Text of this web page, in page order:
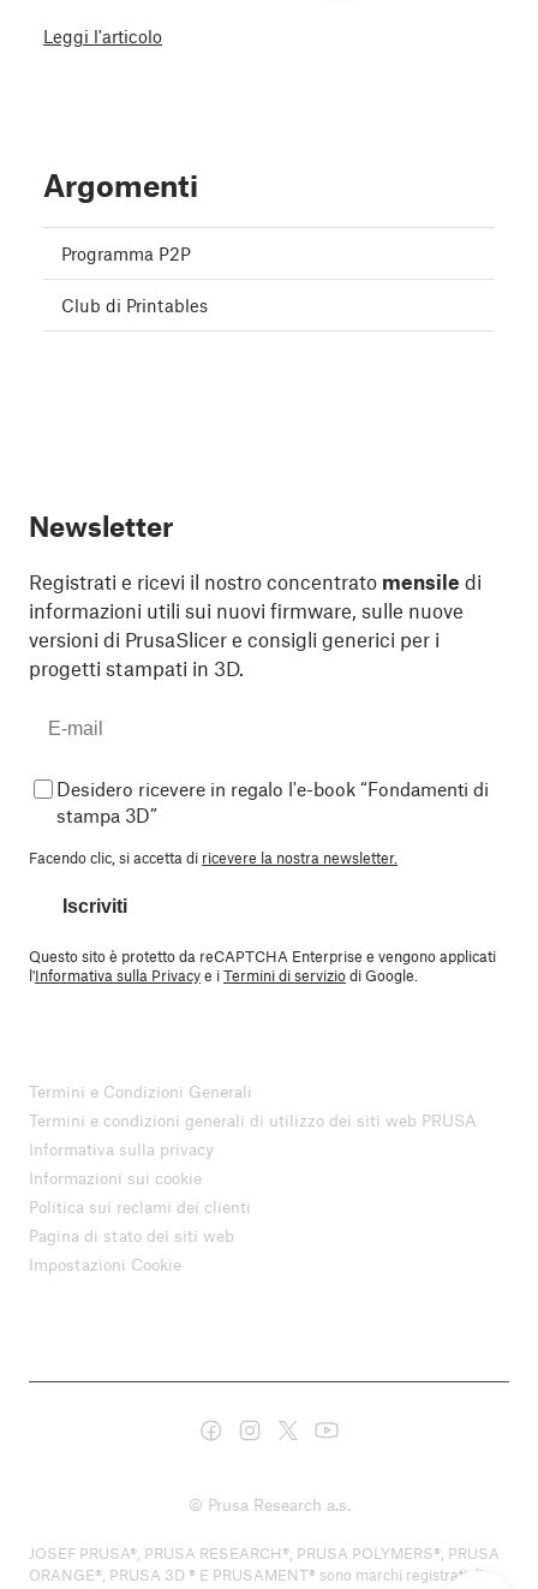
Leggi l'articolo
Argomenti
Programma P2P
Club di Printables
Newsletter
Registrati e ricevi il nostro concentrato mensile di
informazioni utili sui nuovi firmware, sulle nuove
versioni di PrusaSlicer e consigli generici per i
progetti stampati in 3D.
Desidero ricevere in regalo l'e-book “Fondamenti di
stampa 3D”
Facendo clic, si accetta di ricevere la nostra newsletter.
Iscriviti
Questo sito è protetto da reCAPTCHA Enterprise e vengono applicati
l'Informativa sulla Privacye iTermini di serviziodi Google.
Termini e Condizioni Generali
Termini e condizioni generali di utilizzo dei siti web PRUSA
Informativa sulla privacy
Informazioni sui cookie
Politica sui reclami dei clienti
Pagina di stato dei siti web
Impostazioni Cookie
© Prusa Research a.s.
JOSEF PRUSA®, PRUSA RESEARCH®, PRUSA POLYMERS®, PRUSA
ORANGE®, PRUSA 3D ® E PRUSAMENT® sono marchi registrati di